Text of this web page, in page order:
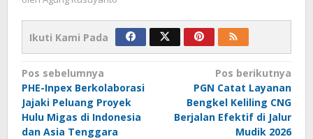
Ikuti Kami Pada
Navigasi
pos
Pos sebelumnya
PHE-Inpex Berkolaborasi
Jajaki Peluang Proyek
Hulu Migas di Indonesia
dan Asia Tenggara
Pos berikutnya
PGN Catat Layanan
Bengkel Keliling CNG
Berjalan Efektif di Jalur
Mudik 2026